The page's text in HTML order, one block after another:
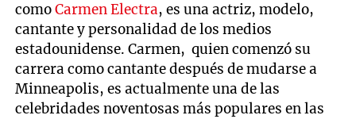
comoCarmen Electra, es una actriz, modelo,
cantante y personalidad de los medios
estadounidense. Carmen, quien comenzó su
carrera como cantante después de mudarse a
Minneapolis, es actualmente una de las
celebridades noventosas más populares en las